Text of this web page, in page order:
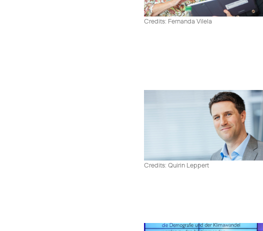
Credits: Fernanda Vilela
Credits: Quirin Leppert